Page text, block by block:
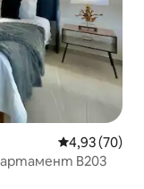
Средна
4,93 (70)
B203